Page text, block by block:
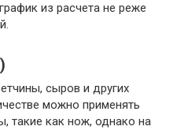
из расчета не реже
сыров и других
можно применять
такие как нож, однако на